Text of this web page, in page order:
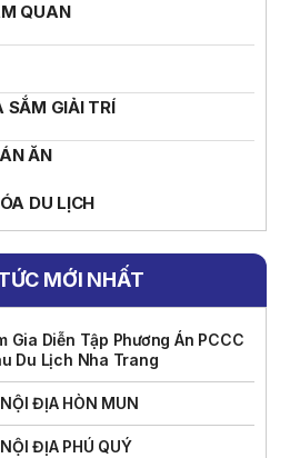
QUAN
SẮM GIẢI TRÍ
ĂN
DU LỊCH
MỚI NHẤT
Gia Diễn Tập Phương Án PCCC
Du Lịch Nha Trang
ĐỊA HÒN MUN
ĐỊA PHÚ QUÝ